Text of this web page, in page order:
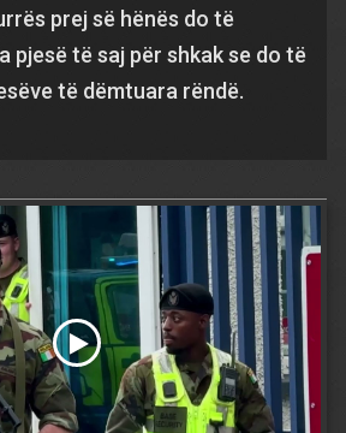
prej së hënës do të
pjesë të saj për shkak se do të
të dëmtuara rëndë.